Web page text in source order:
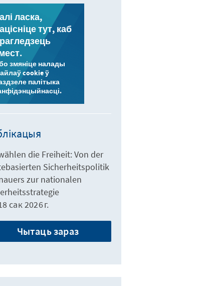
ласка,
тут, каб
змяніце налады
cookie ў
палітыка
die Freiheit: Von der
Sicherheitspolitik
zur nationalen
сак 2026 г.
Чытаць зараз